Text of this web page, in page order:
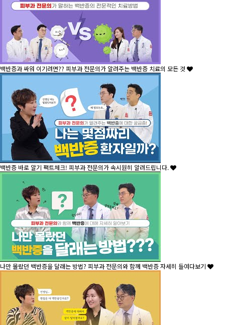
백반증과 싸워 이기려면?? 피부과 전문의가 알려주는 백반증 치료의 모든 것
백반증 바로 알기 팩트체크! 피부과 전문의가 속시원히 알려드립니다.
나만 몰랐던 백반증을 달래는 방법? 피부과 전문의와 함께 백반증 자세히 들여다보기